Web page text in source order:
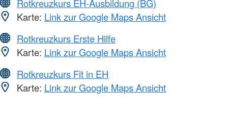
Rotkreuzkurs EH-Ausbildung (BG)
Karte: Link zur Google Maps Ansicht
Rotkreuzkurs Erste Hilfe
Karte: Link zur Google Maps Ansicht
Rotkreuzkurs Fit in EH
Karte: Link zur Google Maps Ansicht